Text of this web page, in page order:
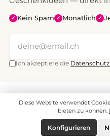
✓ Kein Spam ✓ Monatlich ✓
Ich akzeptiere die
© 2008 - 2026
Diese Website verwendet
bieten zu können.
Konfigurieren